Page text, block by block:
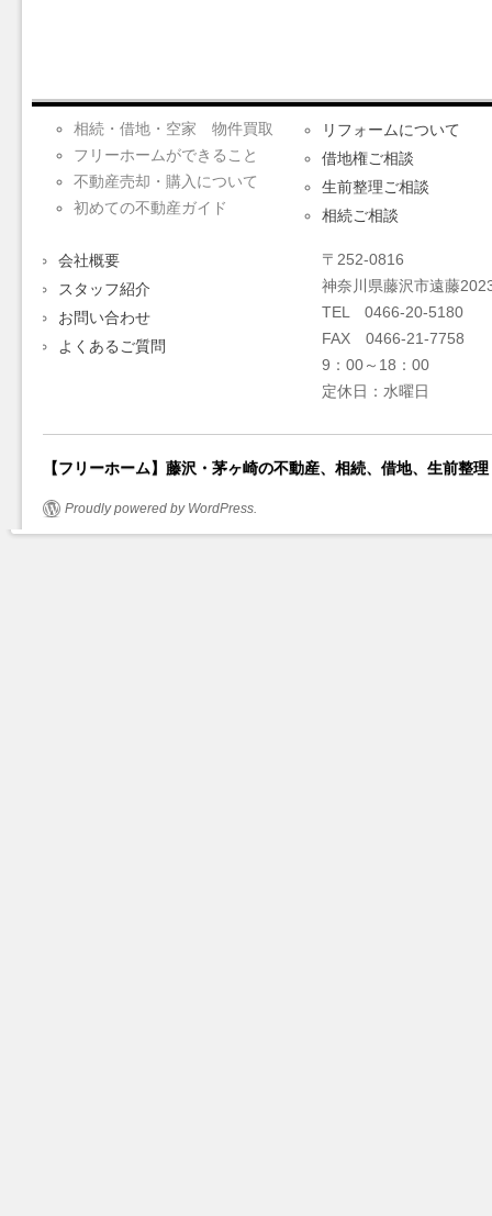
相続・借地・空家 物件買取
フリーホームができること
不動産売却・購入について
初めての不動産ガイド
リフォームについて
借地権ご相談
生前整理ご相談
相続ご相談
会社概要
スタッフ紹介
お問い合わせ
よくあるご質問
〒252-0816
神奈川県藤沢市遠藤
TEL 0466-20-5180
FAX 0466-21-7758
9：00～18：00
定休日：水曜日
【フリーホーム】藤沢・茅ヶ崎の不動産、相続、借地、生前整理
Proudly powered by WordPress.